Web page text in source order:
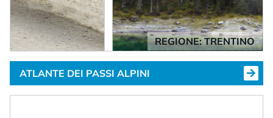
REGIONE: TRENTINO
ATLANTE DEI PASSI ALPINI